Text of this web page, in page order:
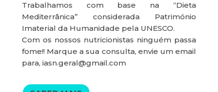
Trabalhamos com base na “Dieta
Mediterrânica” considerada Património
Imaterial da Humanidade pela UNESCO.
Com os nossos nutricionistas ninguém passa
fome!! Marque a sua consulta, envie um email
para, iasn.geral@gmail.com